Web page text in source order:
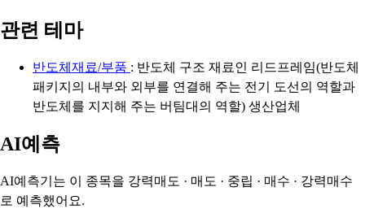
관련 테마
반도체재료/부품 : 반도체 구조 재료인 리드프레임(반도체
패키지의 내부와 외부를 연결해 주는 전기 도선의 역할과
반도체를 지지해 주는 버팀대의 역할) 생산업체
AI예측
AI예측기는 이 종목을 강력매도 · 매도 · 중립 · 매수 · 강력매수
로 예측했어요.